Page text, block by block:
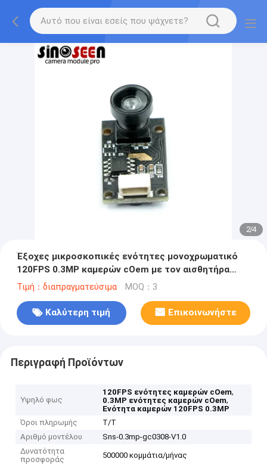
2/4
Έξοχες μικροσκοπικές ενότητες μονοχρωματικό
120FPS 0.3MP καμερών cOem με τον αισθητήρα
GC0308
Τιμή：διαπραγματεύσιμα MOQ：3
Καλύτερη τιμή Επικοινωνήστε
Περιγραφή Προϊόντων
Υψηλό φως
120FPS ενότητες καμερών cOem,
0.3MP ενότητες καμερών cOem,
Ενότητα καμερών 120FPS 0.3MP
Όροι πληρωμής
T/T
Αριθμό μοντέλου
Sns-0.3mp-gc0308-V1.0
Δυνατότητα
προσφοράς
500000 κομμάτια/μήνας